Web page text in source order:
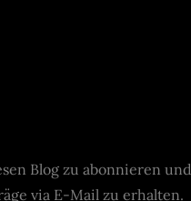
Blog zu abonnieren und
via E-Mail zu erhalten.